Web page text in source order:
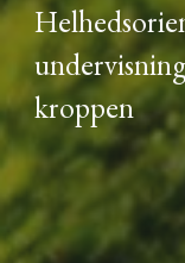
kroppen